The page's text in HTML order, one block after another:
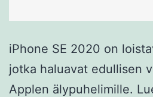
iPhone SE 2020 on
jotka haluavat edullisen
Applen älypuhelimille.